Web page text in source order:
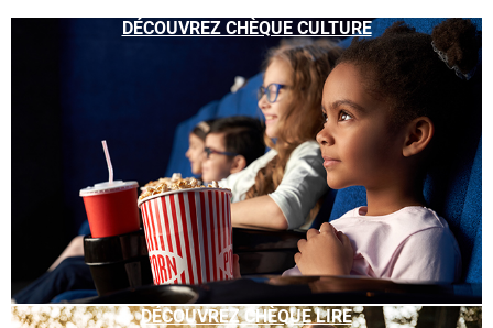
DÉCOUVREZ CHÈQUE CULTURE
DÉCOUVREZ CHÈQUE LIRE